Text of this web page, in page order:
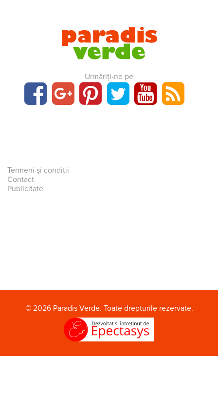
Urmăriți-ne pe
Termeni și condiții
Contact
Publicitate
© 2026 Paradis Verde. Toate drepturile rezervate.